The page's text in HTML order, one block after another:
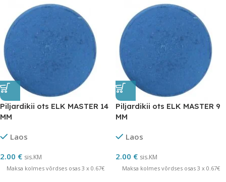
Piljardikii ots ELK MASTER 14
MM
Laos
2.00 € sis.KM
Maksa kolmes võrdses osas 3 x 0.67€
Piljardikii ots ELK MASTER 9
MM
Laos
2.00 € sis.KM
Maksa kolmes võrdses osas 3 x 0.67€